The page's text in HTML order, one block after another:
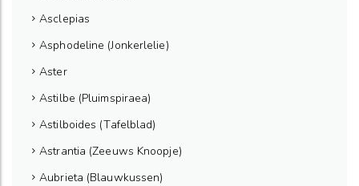
Asclepias
Asphodeline (Jonkerlelie)
Aster
Astilbe (Pluimspiraea)
Astilboides (Tafelblad)
Astrantia (Zeeuws Knoopje)
Aubrieta (Blauwkussen)